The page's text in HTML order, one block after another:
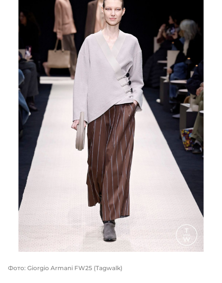
Фото: Giorgio Armani FW25 (Tagwalk)